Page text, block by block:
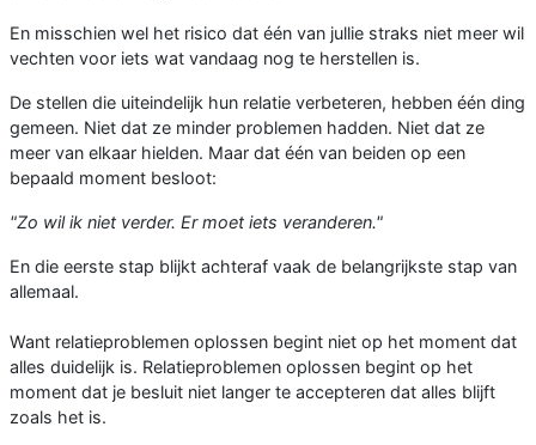
En misschien wel het risico dat één van jullie straks niet meer wil
vechten voor iets wat vandaag nog te herstellen is.
De stellen die uiteindelijk hun relatie verbeteren, hebben één ding
gemeen. Niet dat ze minder problemen hadden. Niet dat ze
meer van elkaar hielden. Maar dat één van beiden op een
bepaald moment besloot:
"Zo wil ik niet verder. Er moet iets veranderen."
En die eerste stap blijkt achteraf vaak de belangrijkste stap van
allemaal.
Want relatieproblemen oplossen begint niet op het moment dat
alles duidelijk is. Relatieproblemen oplossen begint op het
moment dat je besluit niet langer te accepteren dat alles blijft
zoals het is.